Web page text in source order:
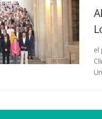
el